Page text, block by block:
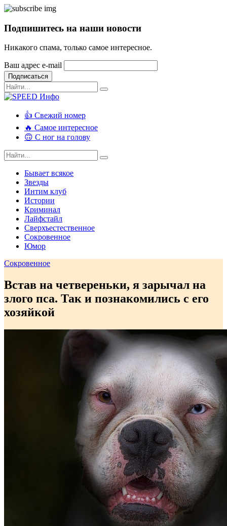
Подпишитесь на наши новости
Никакого спама, только самое интересное.
Ваш адрес e-mail
Подписаться
👍 Свежий номер
🔥 Самое интересное
🙃 С ног на голову
Бывает всякое
Звезды
Интим клуб
Истории
Криминал
Лайфстайл
Сверхъестественное
Сокровенное
Юмор
Сокровенное
Встав на четвереньки, я зарычал на
злого пса. Так и познакомились с его
хозяйкой